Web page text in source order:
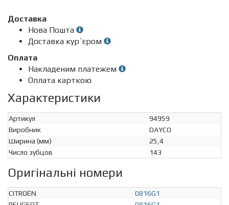
Доставка
Нова Пошта
Доставка кур`єром
Оплата
Накладеним платежем
Оплата карткою
Характеристики
Артикул
94959
Виробник
DAYCO
Ширина (мм)
25,4
Число зубцов
143
Оригінальні номери
CITROËN
0816G1